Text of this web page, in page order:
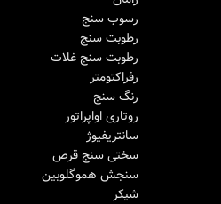
رسوب سنج
رطوبت سنج
رطوبت سنج غلات
رفراکتومتر
رنگ سنج
روتاری اواپراتور
سانتریفیوژ
سختی سنج قرص
سنجش هموگلوبین
شیکر